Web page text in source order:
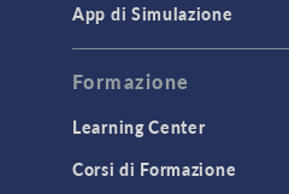
App di Simulazione
Formazione
Learning Center
Corsi di Formazione